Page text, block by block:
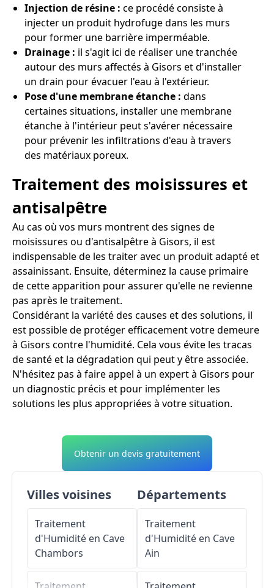
Injection de résine : ce procédé consiste à
injecter un produit hydrofuge dans les murs
pour former une barrière imperméable.
Drainage : il s'agit ici de réaliser une tranchée
autour des murs affectés à Gisors et d'installer
un drain pour évacuer l'eau à l'extérieur.
Pose d'une membrane étanche : dans
certaines situations, installer une membrane
étanche à l'intérieur peut s'avérer nécessaire
pour prévenir les infiltrations d'eau à travers
des matériaux poreux.
Traitement des moisissures et
antisalpêtre
Au cas où vos murs montrent des signes de
moisissures ou d'antisalpêtre à Gisors, il est
indispensable de les traiter avec un produit adapté et
assainissant. Ensuite, déterminez la cause primaire
de cette apparition pour assurer qu'elle ne revienne
pas après le traitement.
Considérant la variété des causes et des solutions, il
est possible de protéger efficacement votre demeure
à Gisors contre l'humidité. Cela vous évite les tracas
de santé et la dégradation qui peut y être associée.
N'hésitez pas à faire appel à un expert à Gisors pour
un diagnostic précis et pour implémenter les
solutions les plus appropriées à votre situation.
Obtenir un devis gratuitement
Villes voisines
Traitement
d'Humidité en Cave
Chambors
Départements
Traitement
d'Humidité en Cave
Ain